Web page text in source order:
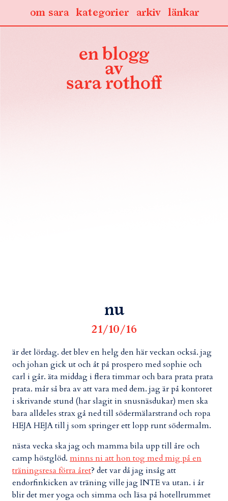
länkar
arkiv
kategorier
om sara
nu
21/10/16
är det lördag. det blev en helg den här veckan också. jag
och johan gick ut och åt på prospero med sophie och
carl i går. äta middag i flera timmar och bara prata prata
prata. mår så bra av att vara med dem. jag är på kontoret
i skrivande stund (har slagit in snusnäsdukar) men ska
bara alldeles strax gå ned till södermälarstrand och ropa
HEJA HEJA till j som springer ett lopp runt södermalm.
nästa vecka ska jag och mamma bila upp till åre och
camp höstglöd. minns ni att hon tog med mig på en
träningsresa förra året? det var då jag insåg att
endorfinkicken av träning ville jag INTE va utan. i år
blir det mer yoga och simma och läsa på hotellrummet